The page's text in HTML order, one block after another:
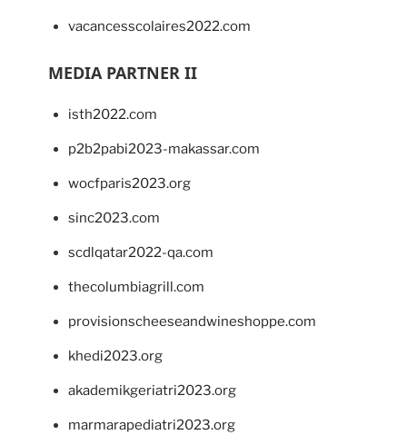
vacancesscolaires2022.com
MEDIA PARTNER II
isth2022.com
p2b2pabi2023-makassar.com
wocfparis2023.org
sinc2023.com
scdlqatar2022-qa.com
thecolumbiagrill.com
provisionscheeseandwineshoppe.com
khedi2023.org
akademikgeriatri2023.org
marmarapediatri2023.org